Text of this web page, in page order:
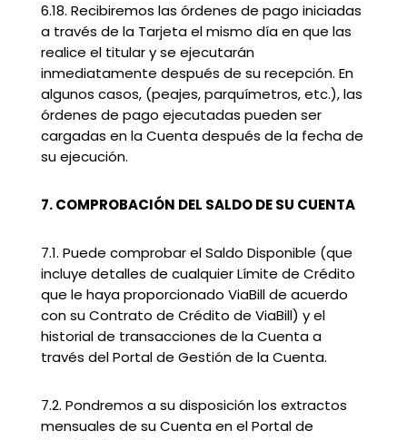
6.18. Recibiremos las órdenes de pago iniciadas
a través de la Tarjeta el mismo día en que las
realice el titular y se ejecutarán
inmediatamente después de su recepción. En
algunos casos, (peajes, parquímetros, etc.), las
órdenes de pago ejecutadas pueden ser
cargadas en la Cuenta después de la fecha de
su ejecución.
7. COMPROBACIÓN DEL SALDO DE SU CUENTA
7.1. Puede comprobar el Saldo Disponible (que
incluye detalles de cualquier Límite de Crédito
que le haya proporcionado ViaBill de acuerdo
con su Contrato de Crédito de ViaBill) y el
historial de transacciones de la Cuenta a
través del Portal de Gestión de la Cuenta.
7.2. Pondremos a su disposición los extractos
mensuales de su Cuenta en el Portal de